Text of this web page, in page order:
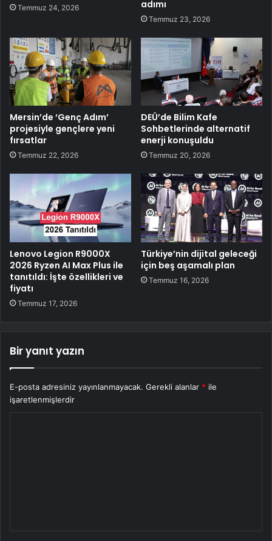
Temmuz 24, 2026 adımı
Temmuz 23, 2026
Mersin’de ‘Genç Adım’
projesiyle gençlere yeni
fırsatlar
Temmuz 22, 2026
DEÜ’de Bilim Kafe
Sohbetlerinde alternatif
enerji konuşuldu
Temmuz 20, 2026
Lenovo Legion R9000X
2026 Ryzen AI Max Plus ile
tanıtıldı: İşte özellikleri ve
fiyatı
Temmuz 17, 2026
Türkiye’nin dijital geleceği
için beş aşamalı plan
Temmuz 16, 2026
Bir yanıt yazın
E-posta adresiniz yayınlanmayacak. Gerekli alanlar * ile
işaretlenmişlerdir